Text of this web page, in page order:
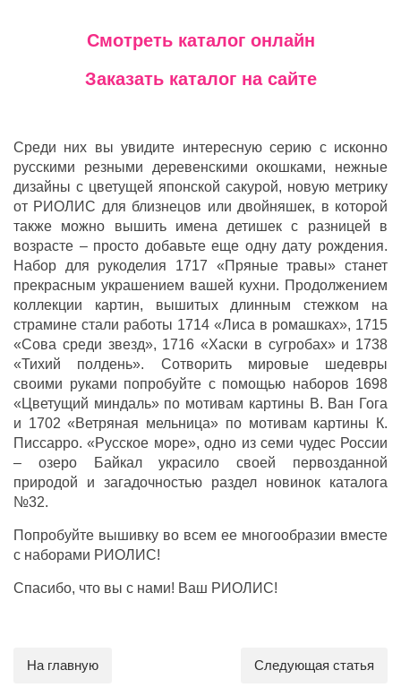
Смотреть каталог онлайн
Заказать каталог на сайте
Среди них вы увидите интересную серию с исконно
русскими резными деревенскими окошками, нежные
дизайны с цветущей японской сакурой, новую метрику
от РИОЛИС для близнецов или двойняшек, в которой
также можно вышить имена детишек с разницей в
возрасте – просто добавьте еще одну дату рождения.
Набор для рукоделия 1717 «Пряные травы» станет
прекрасным украшением вашей кухни. Продолжением
коллекции картин, вышитых длинным стежком на
страмине стали работы 1714 «Лиса в ромашках», 1715
«Сова среди звезд», 1716 «Хаски в сугробах» и 1738
«Тихий полдень». Сотворить мировые шедевры
своими руками попробуйте с помощью наборов 1698
«Цветущий миндаль» по мотивам картины В. Ван Гога
и 1702 «Ветряная мельница» по мотивам картины К.
Писсарро. «Русское море», одно из семи чудес России
– озеро Байкал украсило своей первозданной
природой и загадочностью раздел новинок каталога
№32.
Попробуйте вышивку во всем ее многообразии вместе
с наборами РИОЛИС!
Спасибо, что вы с нами! Ваш РИОЛИС!
На главную Следующая статья